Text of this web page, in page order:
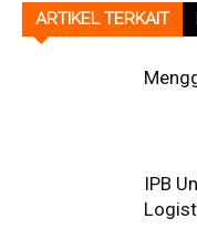
ARTIKEL TERKAIT
IPB